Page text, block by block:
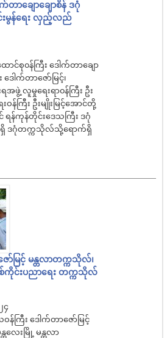
တာချောချောစိန် ဒဂုံ
မွန်ရေး လှည့်လည်
ာင်စု၀န်ကြီး ဒေါက်တာချော
ေါက်တာဇော်မြင့်၊
ဖွဲ့ လူမှုရေးရာ၀န်ကြီး ဦး
န်ကြီး ဦးမျိုးမြင့်အောင်တို့
န်ကုန်တိုင်းဒေသကြီး ဒဂုံ
ရှိ ဒဂုံတက္ကသိုလ်သို့ရောက်ရှိ
ာ်မြင့် မန္တလာတက္ကသိုလ်၊
ကိုင်းပညာရေး တက္ကသိုလ်
၄
န်ကြီး ဒေါက်တာဇော်မြင့်
လေးမြို့ မန္တလာ